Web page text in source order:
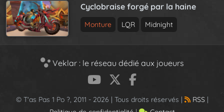
Cyclobraise forgé par la haine
Monture LQR Midnight
Veklar : le réseau dédié aux joueurs
© T'as Pas 1 Po ?, 2011 - 2026 | Tous droits réservés | RSS|